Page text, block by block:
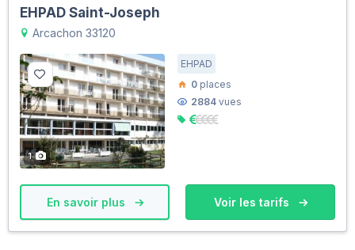
EHPAD Saint-Joseph
Arcachon 33120
1
EHPAD
0 places
2884 vues
En savoir plus Voir les tarifs